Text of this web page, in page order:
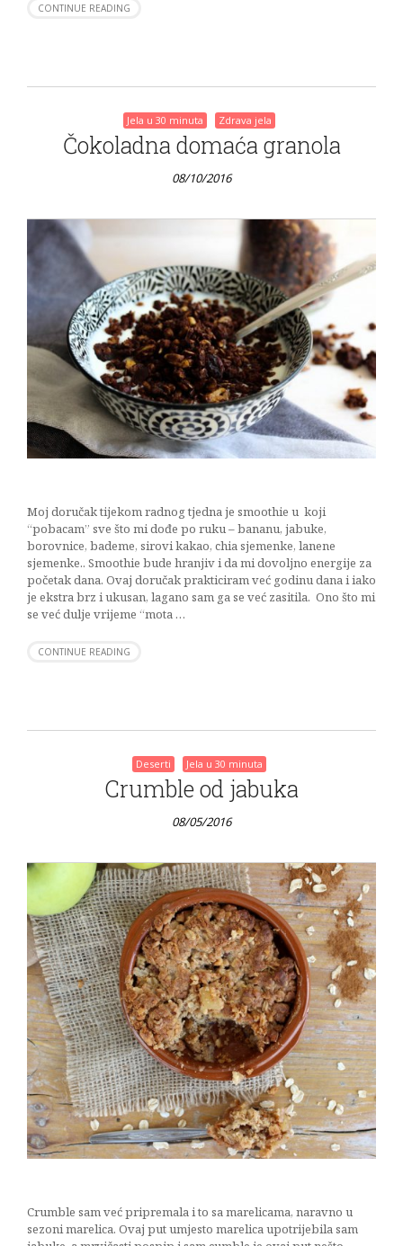
CONTINUE READING
Jela u 30 minuta Zdrava jela
Čokoladna domaća granola
08/10/2016
Moj doručak tijekom radnog tjedna je smoothie u koji
“pobacam” sve što mi dođe po ruku – bananu, jabuke,
borovnice, bademe, sirovi kakao, chia sjemenke, lanene
sjemenke.. Smoothie bude hranjiv i da mi dovoljno energije za
početak dana. Ovaj doručak prakticiram već godinu dana i iako
je ekstra brz i ukusan, lagano sam ga se već zasitila. Ono što mi
se već dulje vrijeme “mota …
CONTINUE READING
Deserti Jela u 30 minuta
Crumble od jabuka
08/05/2016
Crumble sam već pripremala i to sa marelicama, naravno u
sezoni marelica. Ovaj put umjesto marelica upotrijebila sam